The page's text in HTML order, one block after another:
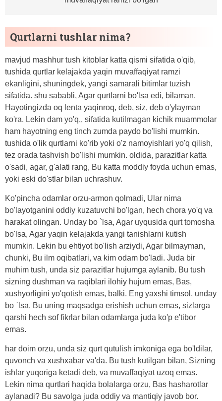
Qurtlarni tushlar nima?
mavjud mashhur tush kitoblar katta qismi sifatida o'qib,
tushida qurtlar kelajakda yaqin muvaffaqiyat ramzi
ekanligini, shuningdek, yangi samarali bitimlar tuzish
sifatida. shu sababli, Agar qurtlarni bo'lsa edi, bilaman,
Hayotingizda oq lenta yaqinroq, deb, siz, deb o'ylayman
ko'ra. Lekin dam yo'q,, sifatida kutilmagan kichik muammolar
ham hayotning eng tinch zumda paydo bo'lishi mumkin.
tushida o'lik qurtlarni ko'rib yoki o'z namoyishlari yo'q qilish,
tez orada tashvish bo'lishi mumkin. oldida, parazitlar katta
o'sadi, agar, g'alati rang, Bu katta moddiy foyda uchun emas,
yoki eski do'stlar bilan uchrashuv.
Ko'pincha odamlar orzu-armon qolmadi, Ular nima
bo'layotganini oddiy kuzatuvchi bo'lgan, hech chora yo'q va
harakat olingan. Unday bo `lsa, Agar uyqusida qurt tomosha
bo'lsa, Agar yaqin kelajakda yangi tanishlarni kutish
mumkin. Lekin bu ehtiyot bo'lish arziydi, Agar bilmayman,
chunki, Bu ilm oqibatlari, va kim odam bo'ladi. Juda bir
muhim tush, unda siz parazitlar hujumga aylanib. Bu tush
sizning dushman va raqiblari ilohiy hujum emas, Bas,
xushyorligini yo'qotish emas, balki. Eng yaxshi timsol, unday
bo `lsa, Bu uning maqsadga erishish uchun emas, sizlarga
qarshi hech sof fikrlar bilan odamlarga juda ko'p e'tibor
emas.
har doim orzu, unda siz qurt qutulish imkoniga ega bo'ldilar,
quvonch va xushxabar va'da. Bu tush kutilgan bilan, Sizning
ishlar yuqoriga ketadi deb, va muvaffaqiyat uzoq emas.
Lekin nima qurtlari haqida bolalarga orzu, Bas hasharotlar
aylanadi? Bu savolga juda oddiy va mantiqiy javob bor.